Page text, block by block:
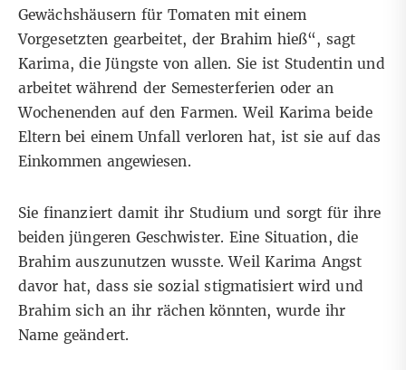
Gewächshäusern für Tomaten mit einem
Vorgesetzten gearbeitet, der Brahim hieß“, sagt
Karima, die Jüngste von allen. Sie ist Studentin und
arbeitet während der Semesterferien oder an
Wochenenden auf den Farmen. Weil Karima beide
Eltern bei einem Unfall verloren hat, ist sie auf das
Einkommen angewiesen.
Sie finanziert damit ihr Studium und sorgt für ihre
beiden jüngeren Geschwister. Eine Situation, die
Brahim auszunutzen wusste. Weil Karima Angst
davor hat, dass sie sozial stigmatisiert wird und
Brahim sich an ihr rächen könnten, wurde ihr
Name geändert.